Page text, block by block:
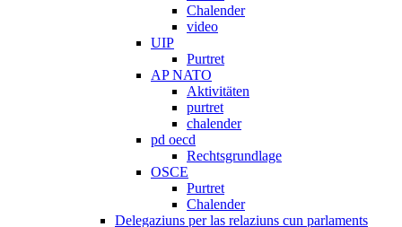
Chalender
video
UIP
Purtret
AP NATO
Aktivitäten
purtret
chalender
pd oecd
Rechtsgrundlage
OSCE
Purtret
Chalender
Delegaziuns per las relaziuns cun parlaments